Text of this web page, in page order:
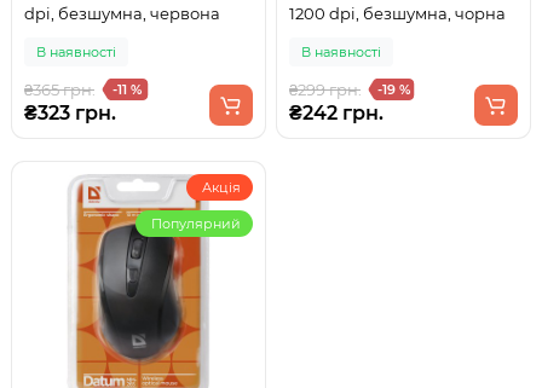
dpi, безшумна, червона
В наявності
₴365 грн. -11 %
₴323 грн.
1200 dpi, безшумна, чорна
В наявності
₴299 грн. -19 %
₴242 грн.
Акція
Популярний